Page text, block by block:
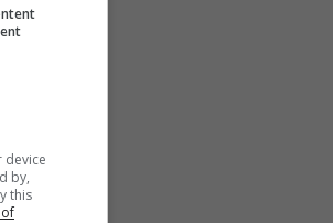
device
by,
this
of